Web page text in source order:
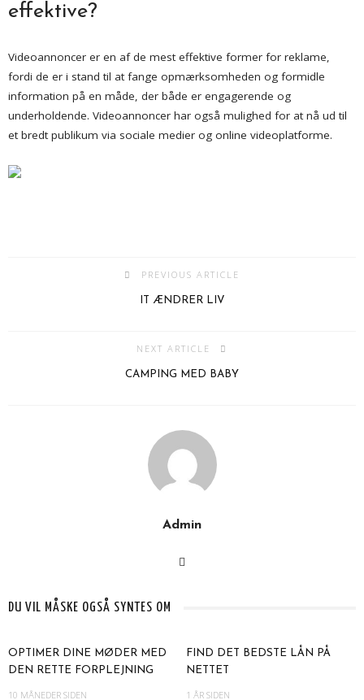
effektive?
Videoannoncer er en af de mest effektive former for reklame,
fordi de er i stand til at fange opmærksomheden og formidle
information på en måde, der både er engagerende og
underholdende. Videoannoncer har også mulighed for at nå ud til
et bredt publikum via sociale medier og online videoplatforme.
PREVIOUS ARTICLE
IT ÆNDRER LIV
NEXT ARTICLE
CAMPING MED BABY
Admin
DU VIL MÅSKE OGSÅ SYNTES OM
OPTIMER DINE MØDER MED
DEN RETTE FORPLEJNING
10 MÅNEDER SIDEN
FIND DET BEDSTE LÅN PÅ
NETTET
1 ÅR SIDEN